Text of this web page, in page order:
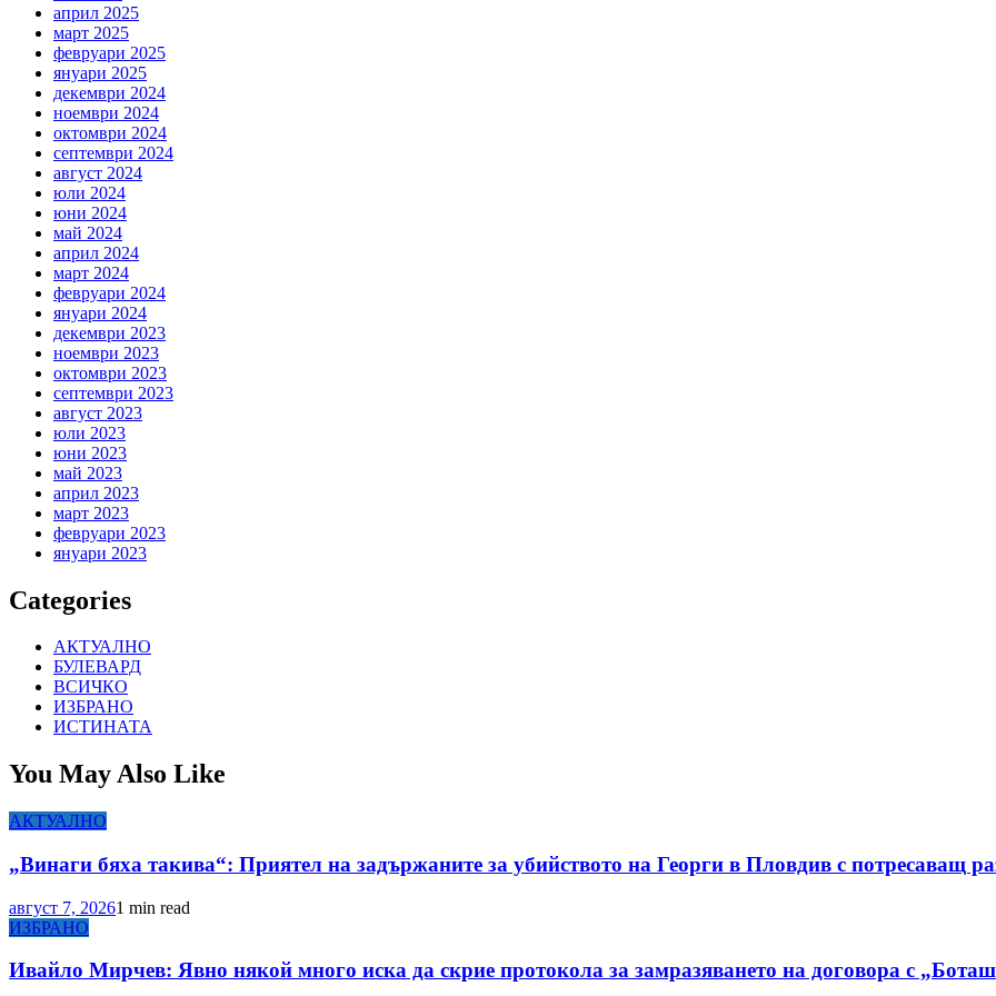
април 2025
март 2025
февруари 2025
януари 2025
декември 2024
ноември 2024
октомври 2024
септември 2024
август 2024
юли 2024
юни 2024
май 2024
април 2024
март 2024
февруари 2024
януари 2024
декември 2023
ноември 2023
октомври 2023
септември 2023
август 2023
юли 2023
юни 2023
май 2023
април 2023
март 2023
февруари 2023
януари 2023
Categories
АКТУАЛНО
БУЛЕВАРД
ВСИЧКО
ИЗБРАНО
ИСТИНАТА
You May Also Like
АКТУАЛНО
„Винаги бяха такива“: Приятел на задържаните за убийството на Георги в Пловдив с потресаващ
август 7, 20261 min read
ИЗБРАНО
Ивайло Мирчев: Явно някой много иска да скрие протокола за замразяването на договора с